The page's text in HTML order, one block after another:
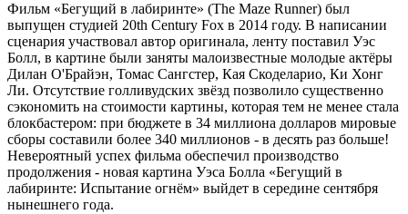
Фильм «Бегущий в лабиринте» (The Maze Runner) был
выпущен студией 20th Century Fox в 2014 году. В написании
сценария участвовал автор оригинала, ленту поставил Уэс
Болл, в картине были заняты малоизвестные молодые актёры
Дилан О'Брайэн, Томас Сангстер, Кая Скоделарио, Ки Хонг
Ли. Отсутствие голливудских звёзд позволило существенно
сэкономить на стоимости картины, которая тем не менее стала
блокбастером: при бюджете в 34 миллиона долларов мировые
сборы составили более 340 миллионов - в десять раз больше!
Невероятный успех фильма обеспечил производство
продолжения - новая картина Уэса Болла «Бегущий в
лабиринте: Испытание огнём» выйдет в середине сентября
нынешнего года.